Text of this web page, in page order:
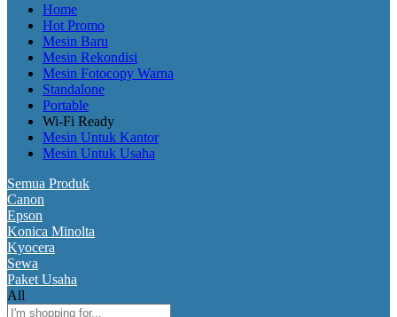
Home
Hot Promo
Mesin Baru
Mesin Rekondisi
Mesin Fotocopy Warna
Standalone
Portable
Wi-Fi Ready
Mesin Untuk Kantor
Mesin Untuk Usaha
Semua Produk
Canon
Epson
Konica Minolta
Kyocera
Sewa
Paket Usaha
All